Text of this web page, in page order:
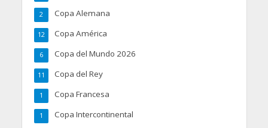
Copa Alemana
2
Copa América
12
Copa del Mundo 2026
6
Copa del Rey
11
Copa Francesa
1
Copa Intercontinental
1